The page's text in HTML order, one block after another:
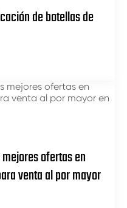
de botellas de
ofertas en
venta al por mayor